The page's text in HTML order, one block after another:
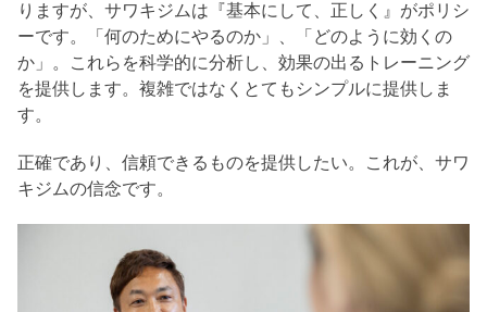
りますが、サワキジムは『基本にして、正しく』がポリシ
ーです。「何のためにやるのか」、「どのように効くの
か」。これらを科学的に分析し、効果の出るトレーニング
を提供します。複雑ではなくとてもシンプルに提供しま
す。
正確であり、信頼できるものを提供したい。これが、サワ
キジムの信念です。